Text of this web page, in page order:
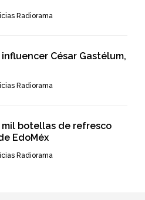
Radiorama
César Gastélum,
Radiorama
mil botellas de refresco
EdoMéx
Radiorama